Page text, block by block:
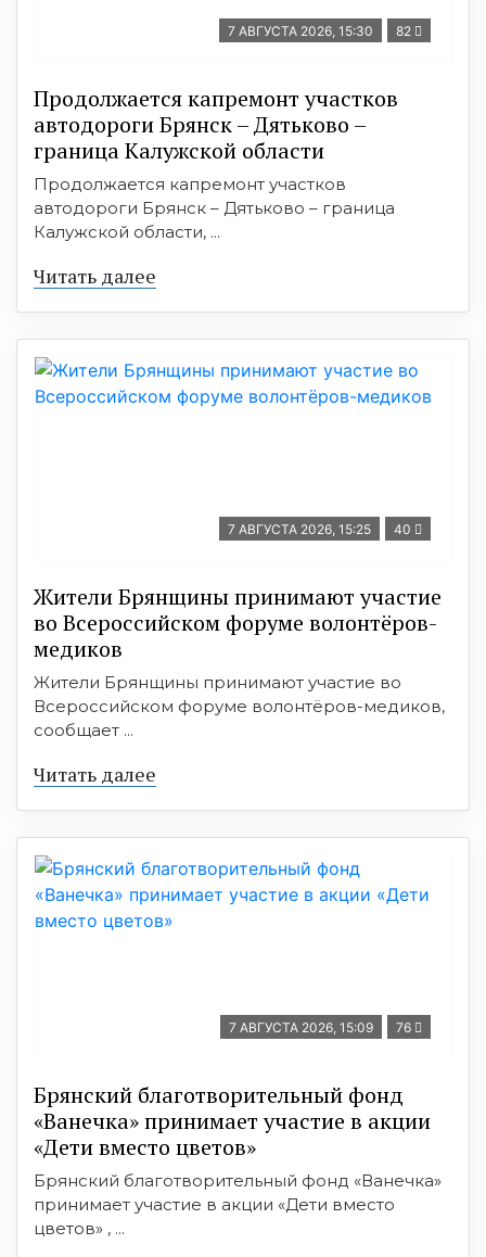
7 АВГУСТА 2026, 15:30 82
Продолжается капремонт участков
автодороги Брянск – Дятьково –
граница Калужской области
Продолжается капремонт участков
автодороги Брянск – Дятьково – граница
Калужской области, ...
Читать далее
7 АВГУСТА 2026, 15:25 40
Жители Брянщины принимают участие
во Всероссийском форуме волонтёров-
медиков
Жители Брянщины принимают участие во
Всероссийском форуме волонтёров-медиков,
сообщает ...
Читать далее
7 АВГУСТА 2026, 15:09 76
Брянский благотворительный фонд
«Ванечка» принимает участие в акции
«Дети вместо цветов»
Брянский благотворительный фонд «Ванечка»
принимает участие в акции «Дети вместо
цветов» , ...